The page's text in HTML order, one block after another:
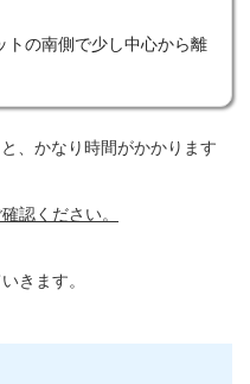
トの南側で少し中心から離
、かなり時間がかかります
認ください。
きます。